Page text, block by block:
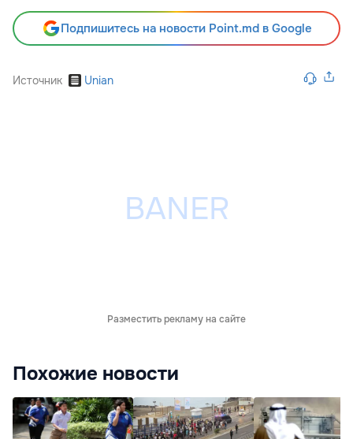
Подпишитесь на новости Point.md в Google
Источник Unian
Разместить рекламу на сайте
Похожие новости